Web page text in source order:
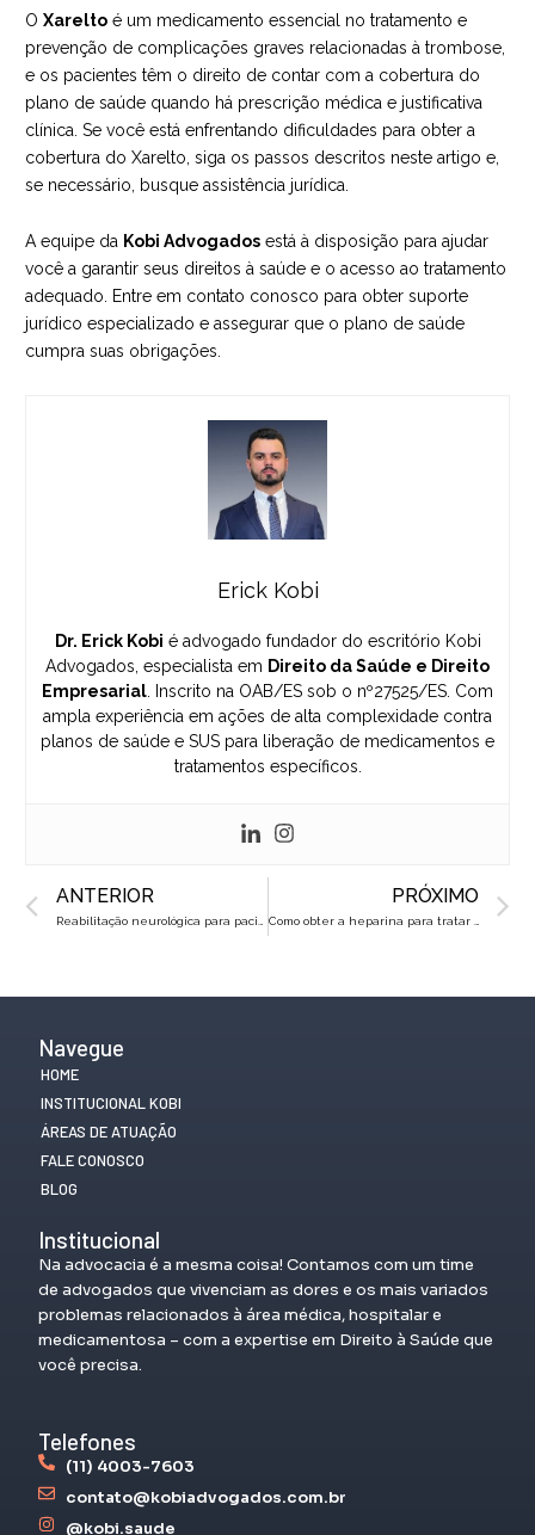
O Xarelto é um medicamento essencial no tratamento e
prevenção de complicações graves relacionadas à trombose,
e os pacientes têm o direito de contar com a cobertura do
plano de saúde quando há prescrição médica e justificativa
clínica. Se você está enfrentando dificuldades para obter a
cobertura do Xarelto, siga os passos descritos neste artigo e,
se necessário, busque assistência jurídica.
A equipe da Kobi Advogados está à disposição para ajudar
você a garantir seus direitos à saúde e o acesso ao tratamento
adequado. Entre em contato conosco para obter suporte
jurídico especializado e assegurar que o plano de saúde
cumpra suas obrigações.
Erick Kobi
Dr. Erick Kobi é advogado fundador do escritório Kobi
Advogados, especialista em Direito da Saúde e Direito
Empresarial . Inscrito na OAB/ES sob o nº27525/ES. Com
ampla experiência em ações de alta complexidade contra
planos de saúde e SUS para liberação de medicamentos e
tratamentos específicos.
Prev
ANTERIOR
Reabilitação neurológica para pacientes com Esclerose Múltipla: o que o plano deve cobrir?
PRÓXIMO
Como obter a heparina para tratar trombofilia durante a gravidez
Navegue
HOME
INSTITUCIONAL KOBI
ÁREAS DE ATUAÇÃO
FALE CONOSCO
BLOG
Institucional
Na advocacia é a mesma coisa! Contamos com um time
de advogados que vivenciam as dores e os mais variados
problemas relacionados à área médica, hospitalar e
medicamentosa – com a expertise em Direito à Saúde que
você precisa.
Telefones
(11) 4003-7603
contato@kobiadvogados.com.br
@kobi.saude